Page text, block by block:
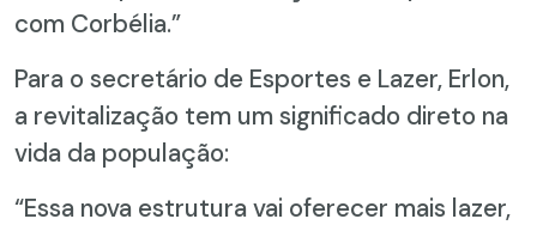
com Corbélia.”
Para o secretário de Esportes e Lazer, Erlon,
a revitalização tem um significado direto na
vida da população:
“Essa nova estrutura vai oferecer mais lazer,